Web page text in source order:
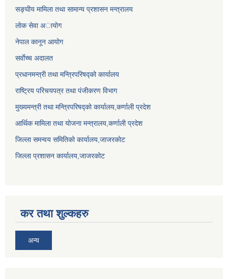
सङ्घीय मामिला तथा सामान्य प्रशासन मन्त्रालय
लाेक सेवा अायाेग
नेपाल कानून आयोग
सर्वाेच्च अदालत
प्रधानमन्त्री तथा मन्त्रिपरिषद्को कार्यालय
राष्ट्रिय परिचयपत्र तथा पंजीकरण विभाग
मुख्यमन्त्री तथा मन्त्रिपरिषद्को कार्यालय,कर्णाली प्रदेश
आर्थिक मामिला तथा योजना मन्त्रालय,कर्णाली प्रदेश
जिल्ला समन्वय समितिको कार्यालय,जाजरकाेट
जिल्ला प्रशासन कार्यालय,जाजरकोट
कर तथा शुल्कहरु
अन्य